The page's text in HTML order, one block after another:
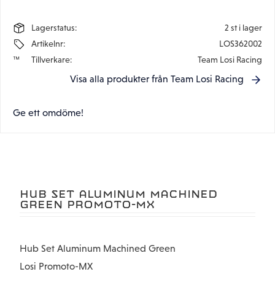
Lagerstatus
2 st i lager
Artikelnr
LOS362002
Tillverkare
Team Losi Racing
Visa alla produkter från Team Losi Racing
Ge ett omdöme!
HUB SET ALUMINUM MACHINED
GREEN PROMOTO-MX
Hub Set Aluminum Machined Green
Losi Promoto-MX